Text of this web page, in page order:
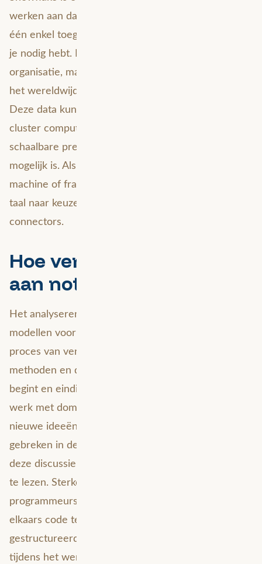
werken aan data science-projecten, omdat je het
één enkel toegangspunt biedt tot alle gegevens die
je nodig hebt. Dit omvat data van je eigen
organisatie, maar ook externe gegevensbronnen via
het wereldwijde netwerk van vertrouwde data.
Deze data kunnen worden verwerkt op de multi-
cluster compute architectuur, waardoor zeer
schaalbare preprocessing en datavoorbereiding
mogelijk is. Als Data Scientist kun je met elk learning
machine of framework je processen bouwen met de
taal naar keuze. Dit kan met behulp van native
connectors.
Hoe verbind je snowflake
aan notebookapps?
Het analyseren van gegevens en het maken van
modellen voor machine learning is een iteratief
proces van verkennen, testen en valideren van
methoden en de bijbehorende resultaten. Het
begint en eindigt altijd met het bespreken van je
werk met domeinexperts en eindgebruikers, die
nieuwe ideeën zullen aandragen of zullen wijzen op
gebreken in de huidige aanpak. Je tegenhangers in
deze discussie zullen niet altijd in staat zijn je code
te lezen. Sterker nog, zelfs gevorderde
programmeurs kunnen het moeilijk hebben om
elkaars code te lezen. Het maken van goed
gestructureerde en gedocumenteerde notebooks
tijdens het werken aan data science projecten is